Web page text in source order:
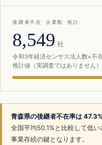
後継者不在 企業数 推計
8,549 社
令和3年経済センサス法人数×不
推計値（実調査ではありません）
青森県の後継者不在率は 47.3%
全国平均50.1%と比較して低
事業存続の鍵となります。